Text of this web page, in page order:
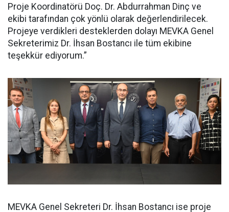
Proje Koordinatörü Doç. Dr. Abdurrahman Dinç ve
ekibi tarafından çok yönlü olarak değerlendirilecek.
Projeye verdikleri desteklerden dolayı MEVKA Genel
Sekreterimiz Dr. İhsan Bostancı ile tüm ekibine
teşekkür ediyorum.”
MEVKA Genel Sekreteri Dr. İhsan Bostancı ise proje